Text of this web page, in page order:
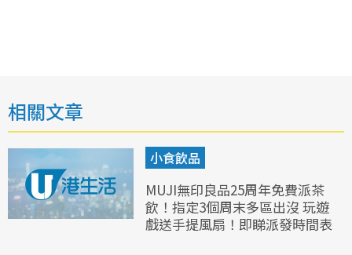
相關文章
小食飲品
MUJI無印良品25周年免費派茶
飲！指定3個周末多區出沒 玩遊
戲送手提風扇！即睇派發時間表